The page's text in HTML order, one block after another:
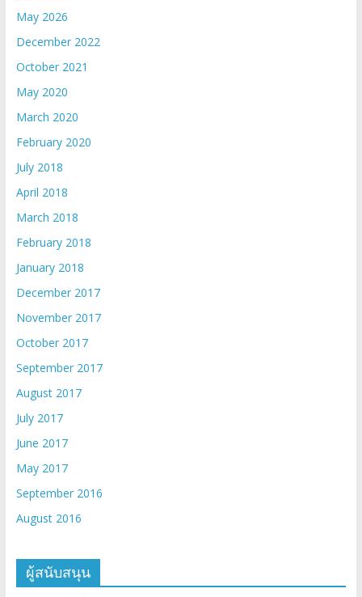
May 2026
December 2022
October 2021
May 2020
March 2020
February 2020
July 2018
April 2018
March 2018
February 2018
January 2018
December 2017
November 2017
October 2017
September 2017
August 2017
July 2017
June 2017
May 2017
September 2016
August 2016
ผู้สนับสนุน